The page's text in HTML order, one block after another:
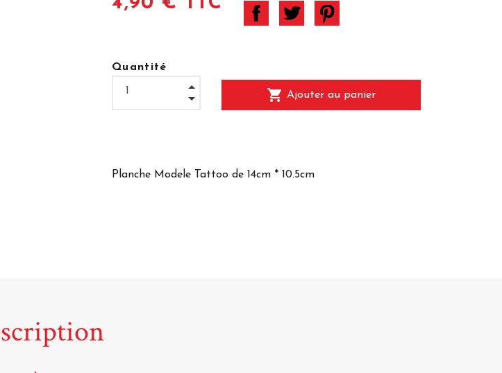
Quantité
shopping_cart Ajouter au panier
Planche Modele Tattoo de 14cm * 10.5cm